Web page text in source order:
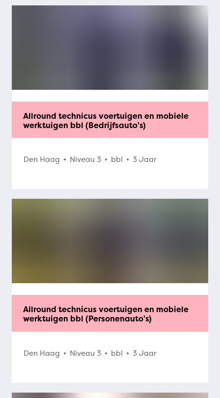
Allround technicus voertuigen en mobiele
werktuigen bbl (Bedrijfsauto's)
Den Haag Niveau 3 bbl 3 Jaar
Allround technicus voertuigen en mobiele
werktuigen bbl (Personenauto's)
Den Haag Niveau 3 bbl 3 Jaar